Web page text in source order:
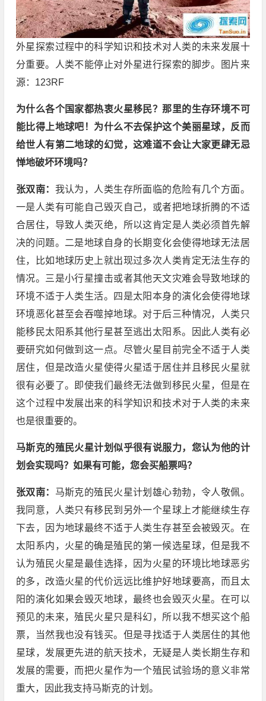
外星探索过程中的科学知识和技术对人类的未来发展十
分重要。人类不能停止对外星进行探索的脚步。图片来
源：123RF
为什么各个国家都热衷火星移民？那里的生存环境不可
能比得上地球吧！为什么不去保护这个美丽星球，反而
给世人有第二地球的幻觉，这难道不会让大家更肆无忌
惮地破坏环境吗？
张双南： 我认为，人类生存所面临的危险有几个方面。
一是人类有可能自己毁灭自己，或者把地球折腾的不适
合居住，导致人类灭绝，所以这肯定是人类必须首先解
决的问题。二是地球自身的长期变化会使得地球无法居
住，比如地球历史上就出现过多次人类肯定无法生存的
情况。三是小行星撞击或者其他天文灾难会导致地球的
环境不适于人类生活。四是太阳本身的演化会使得地球
环境恶化甚至会吞噬掉地球。对于后三种情况，人类只
能移民太阳系其他行星甚至逃出太阳系。因此人类有必
要研究如何做到这一点。尽管火星目前完全不适于人类
居住，但是改造火星使得火星适于居住并且移民火星就
很有必要了。即使我们最终无法做到移民火星，但是在
这个过程中发展出来的科学知识和技术对于人类的未来
也是很重要的。
马斯克的殖民火星计划似乎很有说服力，您认为他的计
划会实现吗？如果有可能，您会买船票吗？
张双南： 马斯克的殖民火星计划雄心勃勃，令人敬佩。
我同意，人类只有移民到另外一个星球上才能继续生存
下去，因为地球最终不适于人类生存甚至会被毁灭。在
太阳系内，火星的确是殖民的第一候选星球，但是我不
认为殖民火星是最佳选择，因为火星的环境比地球恶劣
的多，改造火星的代价远远比维护好地球要高，而且太
阳的演化如果会毁灭地球，最终也会毁灭火星。在可以
预见的未来，殖民火星只是科幻，所以我不想买这个船
票，当然我也没有钱买。但是寻找适于人类居住的其他
星球，发展更先进的航天技术，无疑是人类长期生存和
发展的需要，而把火星作为一个殖民试验场的意义非常
重大，因此我支持马斯克的计划。